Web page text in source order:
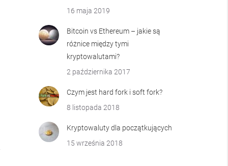
16 maja 2019
Bitcoin vs Ethereum – jakie są
różnice między tymi
kryptowalutami?
2 października 2017
Czym jest hard fork i soft fork?
8 listopada 2018
Kryptowaluty dla początkujących
15 września 2018